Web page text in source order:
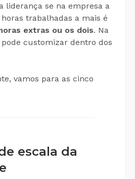
liderança se na empresa a
trabalhadas a mais é
extras ou os dois. Na
pode customizar dentro dos
vamos para as cinco
escala da